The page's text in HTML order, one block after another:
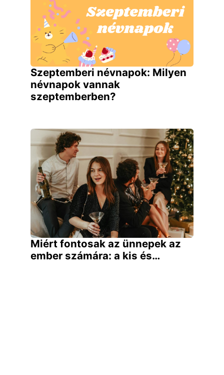
Szeptemberi névnapok: Milyen
névnapok vannak
szeptemberben?
Miért fontosak az ünnepek az
ember számára: a kis és…